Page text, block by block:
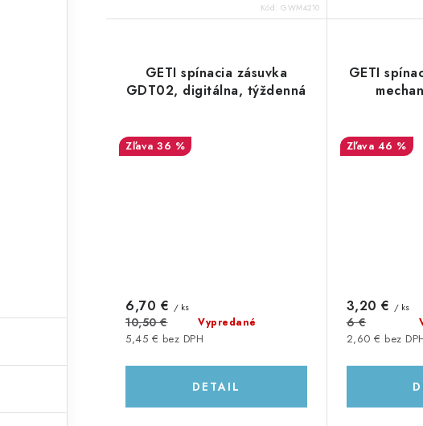
Kód:GWM4210
GETI spínacia zásuvka
GDT02, digitálna, týždenná
36 %
Vypredané
5,45 € bez DPH
6,70 € / ks
10,50 €
DETAIL
GETI
46 %
2,60 € bez
3,20 € / ks
6 €